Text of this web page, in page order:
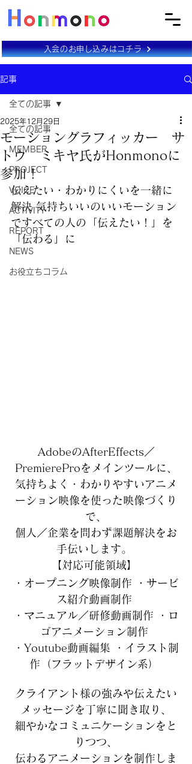
入会のお申し込みはコチラ
記事
全ての記事
MEMBER
PROJECT
VOICE
ACTIVITY
REPORT
NEWS
お役立ちコラム
全ての記事
モーショングラフィッカー サ
トウ ミキヤ氏がHonmonoに
参加！
2025年12月29日
伝えたい・わかりにくいを一緒に
解決 気持ちいいのいいモーション
ですべての人の「伝えたい！」を
「伝わる」に
AdobeのAfterEffects／
PremiereProをメインツールに、
気持ちよく・わかりやすいアニメ
ーション映像を使った映像づくり
で、
個人／企業を問わず課題解決をお
手伝いします。
【対応可能領域】
・オープニング映像制作 ・サービ
ス紹介動画制作
・マニュアル／研修動画制作 ・ロ
ゴアニメーション制作
・Youtube動画編集 ・イラスト制
作（フラットデザイン系）
クライアント様の強みや伝えたい
メッセージを丁寧に聞き取り、
細やかなコミュニケーションをと
りつつ、
伝わるアニメーションを制作しま